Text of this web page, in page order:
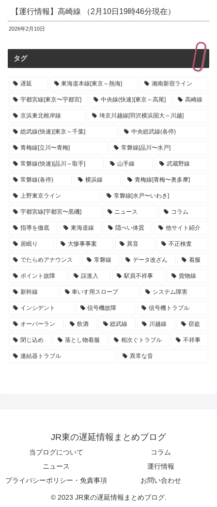
【運行情報】高崎線 （2月10日19時46分現在）
2026年2月10日
タグ
遅延 東海道本線[東京～熱海] 湘南新宿ライン
宇都宮線[東京〜宇都宮] 中央線(快速)[東京～高尾] 高崎線
京浜東北根岸線 埼京川越線[羽沢横浜国大～川越]
総武線(快速)[東京～千葉] 中央総武線(各停)
青梅線[立川〜青梅] 常磐線[品川〜水戸]
常磐線(快速)[品川～取手] 山手線 武蔵野線
常磐線(各停) 横浜線 青梅線[青梅〜奥多摩]
上野東京ライン 常磐線[水戸〜いわき]
宇都宮線[宇都宮〜黒磯] ニュース コラム
指導を徹底 東海道線 隠ぺい体質 他サイト紹介
居眠り 大惨事事案 異音 不正検査
でたらめアナウンス 常磐線 データ改ざん 着服
ポイント故障 誤進入 駅員不祥事 貨物線
新幹線 車いす用スロープ システム障害
インシデント 信号機故障 信号機トラブル
オーバーラン 飲酒 総武線 川越線 窃盗
閉じ込め 落とし物着服 相次ぐトラブル 不祥事
連結器トラブル 異常な音
JR東の遅延情報まとめブログ
当ブログについて
コラム
ニュース
運行情報
プライバシーポリシー・免責事項
お問い合わせ
© 2023 JR東の遅延情報まとめブログ.